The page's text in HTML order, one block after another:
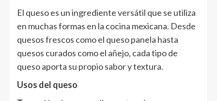
El queso es un ingrediente versátil que se utiliza
en muchas formas en la cocina mexicana. Desde
quesos frescos como el queso panela hasta
quesos curados como el añejo, cada tipo de
queso aporta su propio sabor y textura.
Usos del queso